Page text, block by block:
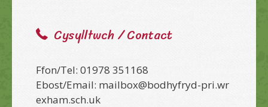
Cysylltwch / Contact
Ffon/Tel: 01978 351168
Ebost/Email: mailbox@bodhyfryd-pri.wr
exham.sch.uk